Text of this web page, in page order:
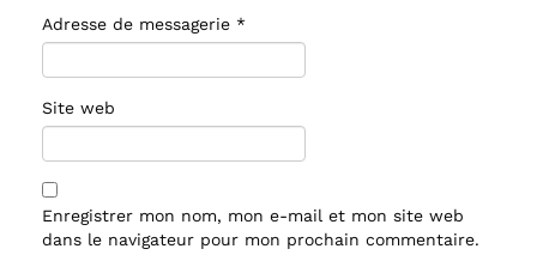
Adresse de messagerie *
Site web
Enregistrer mon nom, mon e-mail et mon site web
dans le navigateur pour mon prochain commentaire.